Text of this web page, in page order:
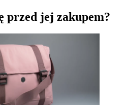
przed jej zakupem?